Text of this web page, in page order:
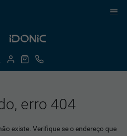
erro 404
existe. Verifique se o endereço que